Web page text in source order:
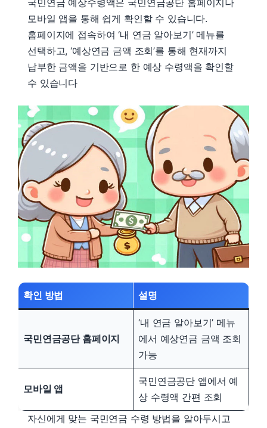
국민연금 예상수령액은 국민연금공단 홈페이지나
모바일 앱을 통해 쉽게 확인할 수 있습니다.
홈페이지에 접속하여 ‘내 연금 알아보기’ 메뉴를
선택하고, ‘예상연금 금액 조회’를 통해 현재까지
납부한 금액을 기반으로 한 예상 수령액을 확인할
수 있습니다
확인 방법 설명
국민연금공단 홈페이지
‘내 연금 알아보기’ 메뉴
에서 예상연금 금액 조회
가능
모바일 앱
국민연금공단 앱에서 예
상 수령액 간편 조회
자신에게 맞는 국민연금 수령 방법을 알아두시고